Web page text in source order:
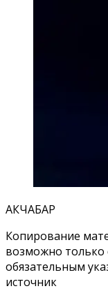
АКЧАБАР
Копирование
возможно только
обязательным
источник